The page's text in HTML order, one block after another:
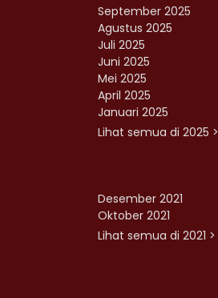
September 2025
Agustus 2025
Juli 2025
Juni 2025
Mei 2025
April 2025
Januari 2025
Lihat semua di 2025 >
Desember 2021
Oktober 2021
Lihat semua di 2021 >